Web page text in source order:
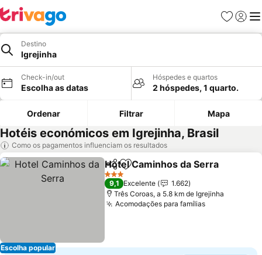
Favoritos
Iniciar
Destino
Igrejinha
Check-in/out
Escolha as datas
Hóspedes e quartos
2 hóspedes, 1 quarto.
Ordenar Filtrar Mapa
Hotéis económicos em Igrejinha, Brasil
Como os pagamentos influenciam os resultados
Escolha popular
PartilharAdicionar aos favoritos
Hotel Caminhos da Serra
3 Estrelas
9,1 Excelente
1.662
Três Coroas, a 5.8 km de Igrejinha
Acomodações para famílias